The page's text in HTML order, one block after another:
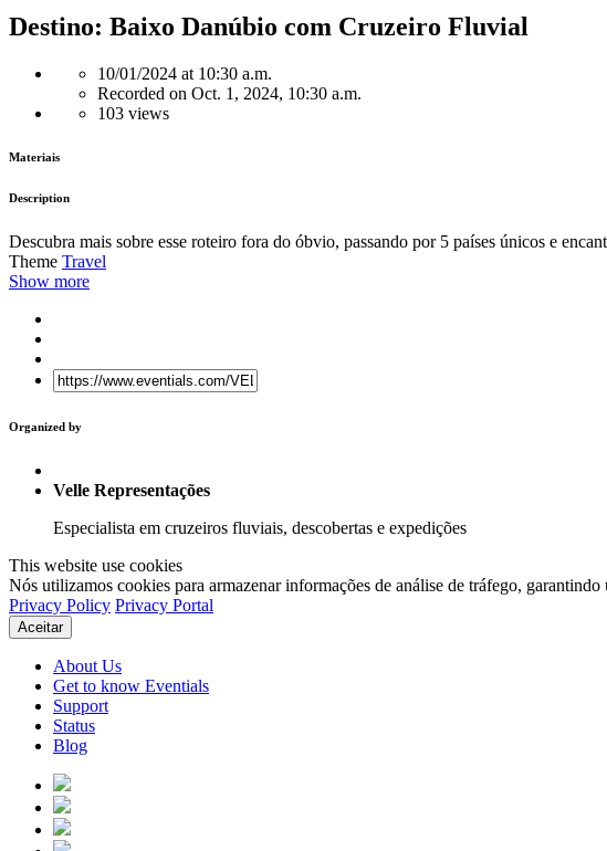
Destino: Baixo Danúbio com Cruzeiro Fluvial
10/01/2024 at 10:30 a.m.
Recorded on Oct. 1, 2024, 10:30 a.m.
103 views
Materiais
Description
Descubra mais sobre esse roteiro fora do óbvio, passando por 5 países únicos e
Theme Travel
Show more
Organized by
Velle Representações
Especialista em cruzeiros fluviais, descobertas e expedições
This website use cookies
Nós utilizamos cookies para armazenar informações de análise de tráfego,
Privacy Policy Privacy Portal
Aceitar
About Us
Get to know Eventials
Support
Status
Blog